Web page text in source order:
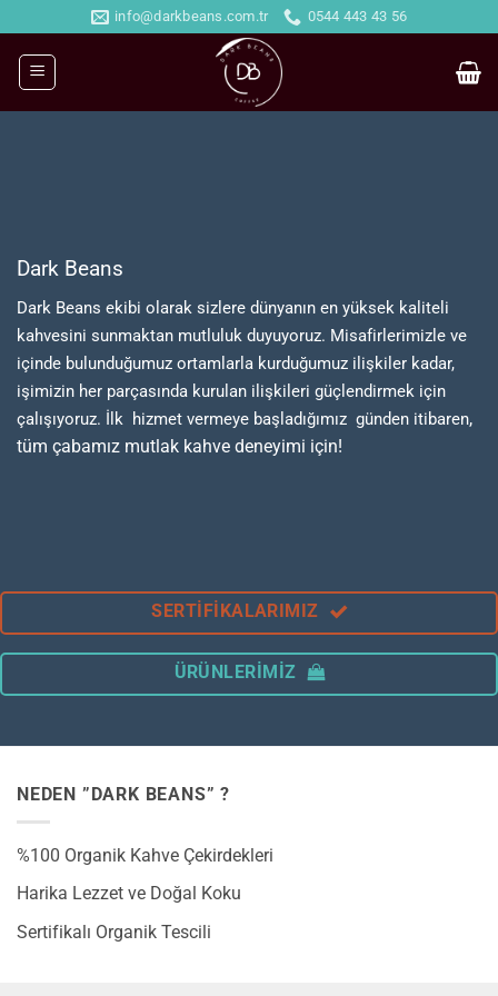
atla
info@darkbeans.com.tr 0544 443 43 56
Dark Beans
Dark Beans ekibi olarak sizlere dünyanın en yüksek kaliteli
kahvesini sunmaktan mutluluk duyuyoruz. Misafirlerimizle ve
içinde bulunduğumuz ortamlarla kurduğumuz ilişkiler kadar,
işimizin her parçasında kurulan ilişkileri güçlendirmek için
çalışıyoruz. İlk hizmet vermeye başladığımız günden itibaren,
tüm çabamız mutlak kahve deneyimi için!
SERTIFIKALARIMIZ
ÜRÜNLERIMIZ
NEDEN ”DARK BEANS” ?
%100 Organik Kahve Çekirdekleri
Harika Lezzet ve Doğal Koku
Sertifikalı Organik Tescili